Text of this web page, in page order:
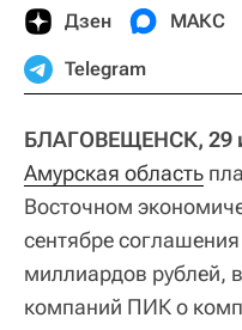
Дзен МАКС
Telegram
БЛАГОВЕЩЕНСК, 29
Амурская область
Восточном
сентябре
миллиардов рублей,
компаний ПИК о